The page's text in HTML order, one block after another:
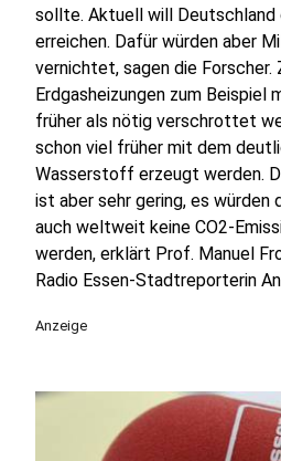
sollte. Aktuell will Deutschland
erreichen. Dafür würden aber
vernichtet, sagen die Forscher.
Erdgasheizungen zum Beispiel
früher als nötig verschrottet
schon viel früher mit dem
Wasserstoff erzeugt werden.
ist aber sehr gering, es würden
auch weltweit keine CO2-
werden, erklärt Prof. Manuel
Radio Essen-Stadtreporterin
Anzeige